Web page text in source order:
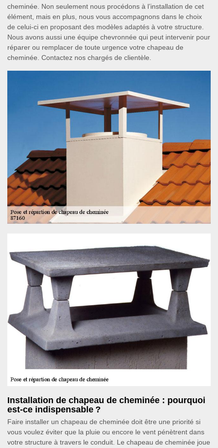
cheminée. Non seulement nous procédons à l’installation de cet
élément, mais en plus, nous vous accompagnons dans le choix
de celui-ci en proposant des modèles adaptés à votre structure.
Nous avons aussi une équipe chevronnée qui peut intervenir pour
réparer ou remplacer de toute urgence votre chapeau de
cheminée. Contactez nos chargés de clientèle.
Installation de chapeau de cheminée : pourquoi
est-ce indispensable ?
Faire installer un chapeau de cheminée doit être une priorité si
vous voulez éviter que la pluie ou encore le vent pénètrent dans
votre structure à travers le conduit. Le chapeau de cheminée joue